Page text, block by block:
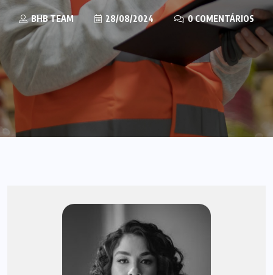
BHB TEAM 28/08/2024 0 COMENTÁRIOS